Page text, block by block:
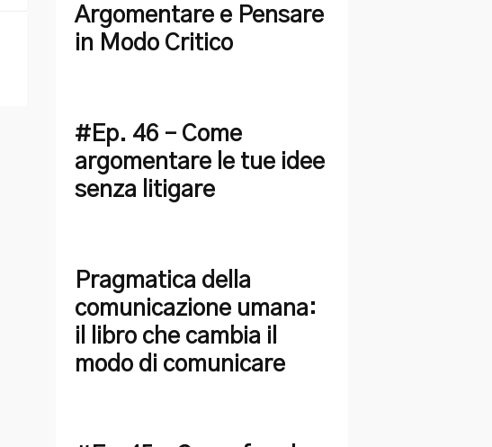
Argomentare e Pensare
in Modo Critico
#Ep. 46 – Come
argomentare le tue idee
senza litigare
Pragmatica della
comunicazione umana:
il libro che cambia il
modo di comunicare